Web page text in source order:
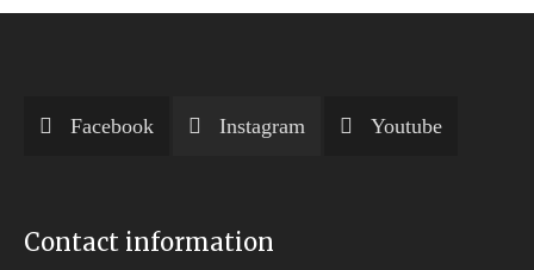
Facebook Instagram Youtube
Contact information